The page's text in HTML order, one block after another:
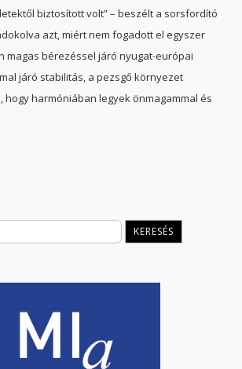
biztosított volt” – beszélt a sorsfordító
azt, miért nem fogadott el egyszer
magas bérezéssel járó nyugat-európai
járó stabilitás, a pezsgő környezet
hogy harmóniában legyek önmagammal és